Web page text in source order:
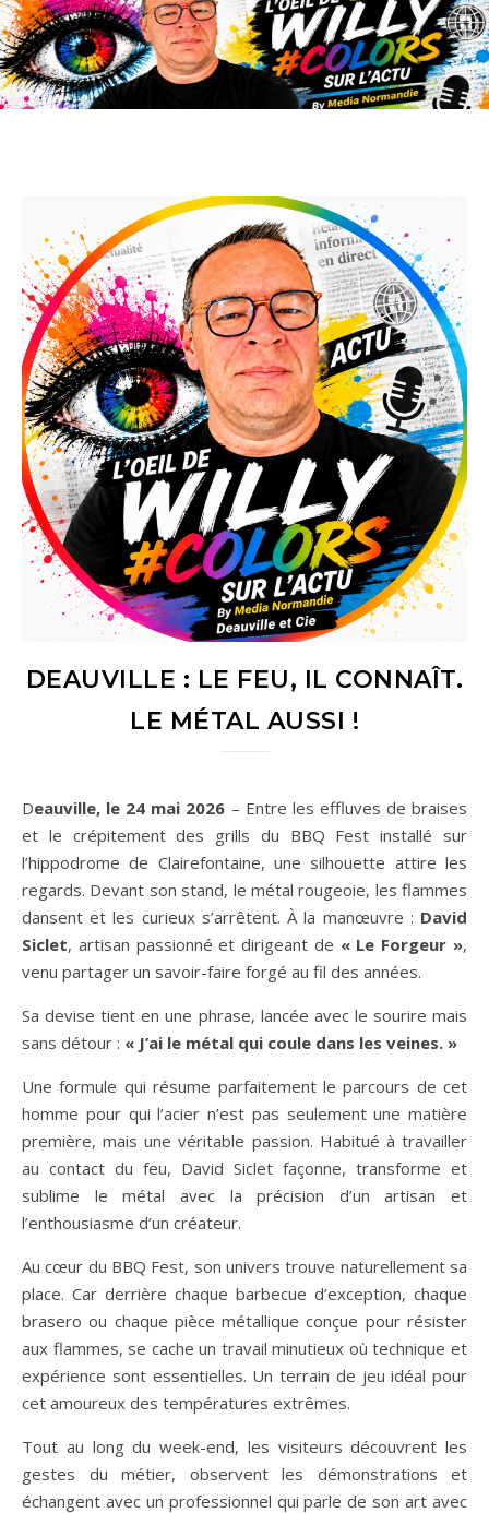
DEAUVILLE : LE FEU, IL CONNAÎT.
LE MÉTAL AUSSI !
Deauville, le 24 mai 2026 – Entre les effluves de braises
et le crépitement des grills du BBQ Fest installé sur
l’hippodrome de Clairefontaine, une silhouette attire les
regards. Devant son stand, le métal rougeoie, les flammes
dansent et les curieux s’arrêtent. À la manœuvre : David
Siclet, artisan passionné et dirigeant de « Le Forgeur »,
venu partager un savoir-faire forgé au fil des années.
Sa devise tient en une phrase, lancée avec le sourire mais
sans détour : « J’ai le métal qui coule dans les veines. »
Une formule qui résume parfaitement le parcours de cet
homme pour qui l’acier n’est pas seulement une matière
première, mais une véritable passion. Habitué à travailler
au contact du feu, David Siclet façonne, transforme et
sublime le métal avec la précision d’un artisan et
l’enthousiasme d’un créateur.
Au cœur du BBQ Fest, son univers trouve naturellement sa
place. Car derrière chaque barbecue d’exception, chaque
brasero ou chaque pièce métallique conçue pour résister
aux flammes, se cache un travail minutieux où technique et
expérience sont essentielles. Un terrain de jeu idéal pour
cet amoureux des températures extrêmes.
Tout au long du week-end, les visiteurs découvrent les
gestes du métier, observent les démonstrations et
échangent avec un professionnel qui parle de son art avec